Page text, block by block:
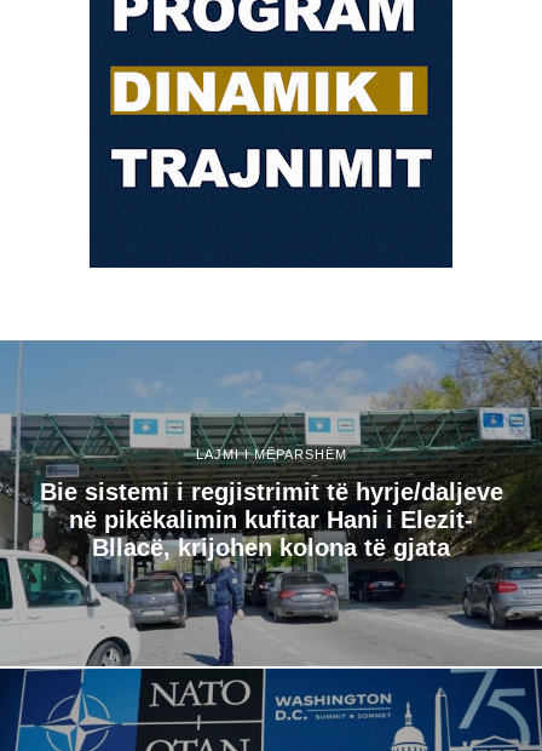
LAJMI I MËPARSHËM
Bie sistemi i regjistrimit të hyrje/daljeve
në pikëkalimin kufitar Hani i Elezit-
Bllacë, krijohen kolona të gjata